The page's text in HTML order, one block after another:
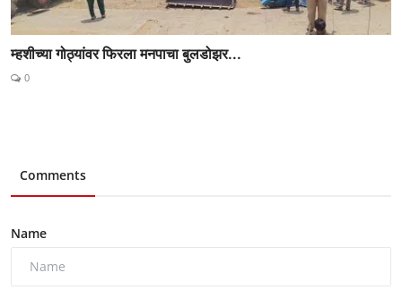
म्हशीच्या गोठ्यांवर फिरला मनपाचा बुलडोझर...
0
Comments
Name